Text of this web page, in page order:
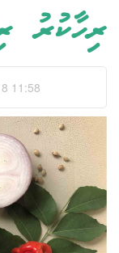
ރިހާކުރު
11:58